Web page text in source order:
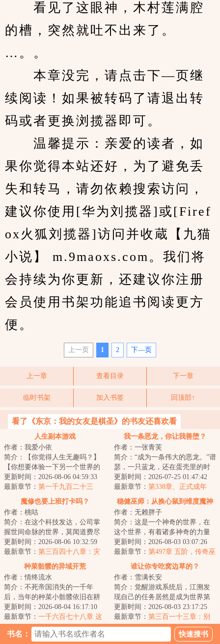
看见了这眼神，木村莲满腔
的槽，突然就吐不出来了。
…。。
本章没完，请点击下—页继
续阅读！如果被转码了请退出转
码或者更换浏揽器即可。
温馨提示：亲爱的读者，如
果你觉得本站还好，为了避免丢
失和转马，请勿依赖搜索访问，
建议你使用[华为刘揽器]或[Firef
ox火狐刘揽器]访问并收蔵【九猫
小说】 m.9maoxs.com。我们将
会持续为你更新，还建议你注册
会员使用书架功能追书阅读更方
便。
上一页 1 2 下—页
上一章 查看目录 下一章
临时书架 加入书签 回顶部↑
看了《东京：我的女友是棋圣》的书友还喜欢看
人生副本游戏
作者：我爱小依
简介：【你觉得人生无趣吗？】
【你想要体验一下另一个世界的
不同人生吗？】【我们有富豪，
杀手，猎人，乞...
更新时间：2026-08-06 04:59:33
最新章节： 第一千九百二十三
章：大丰收（大章求月票）
我一条恶龙，你让我善堕？
作者：一张青芙
简介：“成为一条伟大的恶龙。”谱
瑟，一只蓝龙，还在蛋壳里的时
候，就拥有了这个梦想。只要加
入蓝龙的家...
更新时间：2026-07-25 01:47:42
最新章节： 第338章、正式成年
（大结局）
魔修也要上班打卡吗？
作者：桃咕
简介：在这个科技发达，公司掌
握世间命脉的世界，莫闻道费尽
心机终于成为其中一员。他本以
为魔道至高境界...
更新时间：2026-08-06 10:32:59
最新章节： 第三百四十八章：灾
稳健巫师：从换心鼠到维度魔神
作者：无赖胖子
简介：这是一个神奇的世界，在
这个世界，有着诸多神奇的力量
与种族，魔神、邪神、古神、恶
魔、妖精等等神...
更新时间：2026-08-03 03:07:26
最新章节： 第497章 五阶，传奇巫
师艾萨克！
种菜骷髅的异域开荒
作者：情终流水
简介：不死帝国消失的一千年
后，当年的种菜小骷髅依旧在耕
种着他的农场，直到召唤通道重
新开启。“你们饿...
更新时间：2026-08-04 16:17:10
最新章节： 一千六百七十八章 这
不会是时空古龙吧？
谁让你专吃窝边草的？
作者：雪满长安
简介：觉醒游戏系统后，江溯发
现自己的任务居然是成为世界第
一的公司主理人。难度有点大，
不过没关系，好...
更新时间：2026-08-03 23:17:25
最新章节： 第三百一十三章：别
犹豫了，果断出击吧！
书名：